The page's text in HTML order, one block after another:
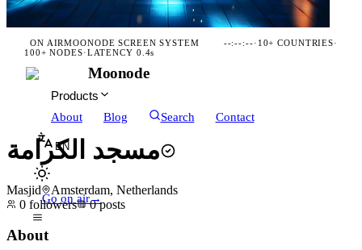
ON AIRMOONODE SCREEN SYSTEM --:--:--· 10+ COUNTRIES·
100+ NODES·LATENCY 0.4s
Moonode
Products
About
Blog Search Contact
EN
Go on air→
مسجد الكرامة
Masjid
Amsterdam, Netherlands
0 followers 0 posts
About